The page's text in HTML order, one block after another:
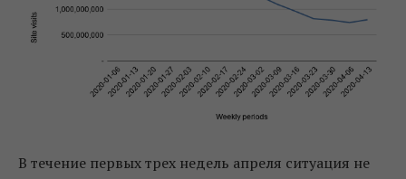
В течение первых трех недель апреля ситуация не